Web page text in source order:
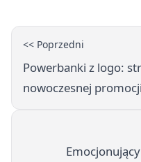
<< Poprzedni
Powerbanki z logo:
nowoczesnej promocji